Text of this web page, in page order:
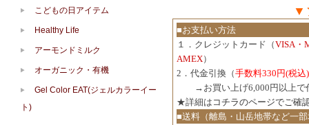
▼
■お支払い方法
１．クレジットカード（VISA・
AMEX）
2．代金引換（手数料330円(税込)
→お買い上げ6,000円以上で
★詳細は コチラのページでご確
■送料（離島・山岳地帯など一
こどもの日アイテム
Healthy Life
アーモンドミルク
オーガニック・有機
Gel Color EAT(ジェルカラーイー
ト)